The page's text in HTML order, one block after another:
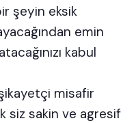
şeyin eksik
emin
kabul
şikayetçi misafir
siz sakin ve agresif